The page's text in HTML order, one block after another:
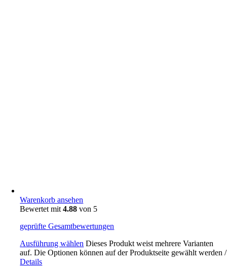
Warenkorb ansehen
Bewertet mit4.88 von 5
geprüfte Gesamtbewertungen
Ausführung wählen Dieses Produkt weist mehrere Varianten
auf. Die Optionen können auf der Produktseite gewählt werden/
Details